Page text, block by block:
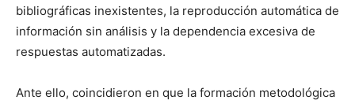
bibliográficas inexistentes, la reproducción automática de
información sin análisis y la dependencia excesiva de
respuestas automatizadas.
Ante ello, coincidieron en que la formación metodológica